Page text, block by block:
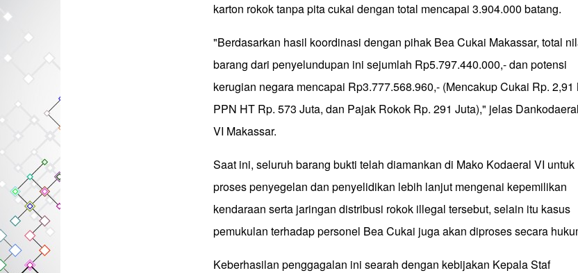
karton rokok tanpa pita cukai dengan total mencapai 3.904.000 batang.
"Berdasarkan hasil koordinasi dengan pihak Bea Cukai Makassar, total
barang dari penyelundupan ini sejumlah Rp5.797.440.000,- dan potensi
kerugian negara mencapai Rp3.777.568.960,- (Mencakup Cukai Rp. 2,91
PPN HT Rp. 573 Juta, dan Pajak Rokok Rp. 291 Juta)," jelas Dankodaeral
VI Makassar.
Saat ini, seluruh barang bukti telah diamankan di Mako Kodaeral VI untuk
proses penyegelan dan penyelidikan lebih lanjut mengenai kepemilikan
kendaraan serta jaringan distribusi rokok illegal tersebut, selain itu kasus
pemukulan terhadap personel Bea Cukai juga akan diproses secara
Keberhasilan penggagalan ini searah dengan kebijakan Kepala Staf